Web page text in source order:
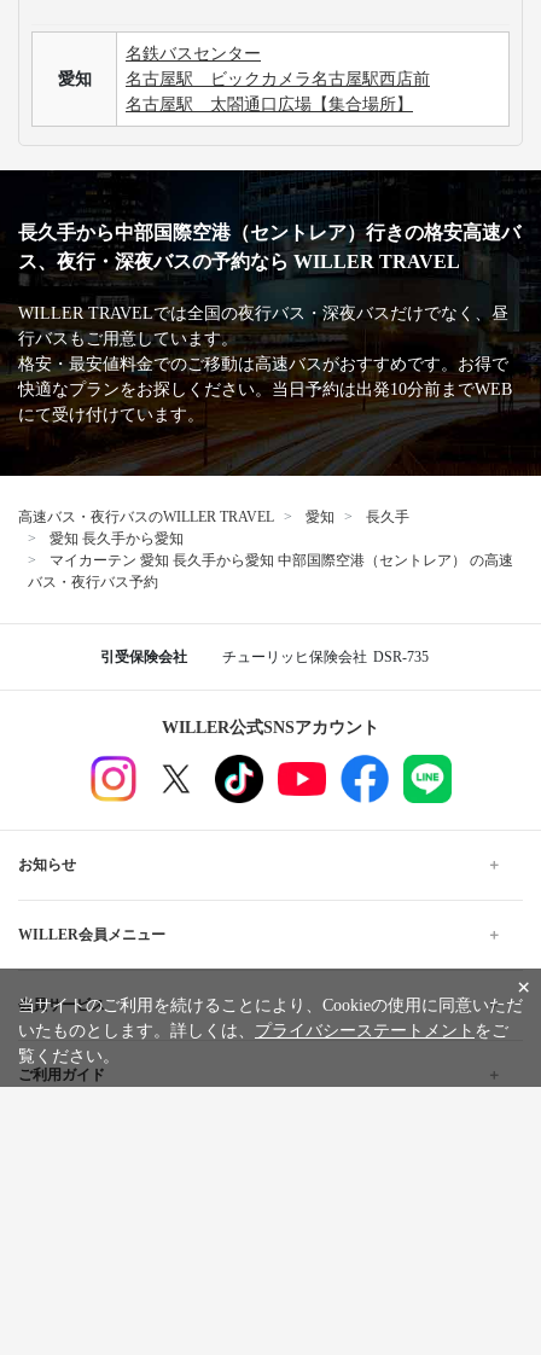
愛知
名鉄バスセンター
名古屋駅 ビックカメラ名古屋駅西店前
名古屋駅 太閤通口広場【集合場所】
長久手から中部国際空港（セントレア）行きの格安高速バ
ス、夜行・深夜バスの予約なら WILLER TRAVEL
WILLER TRAVELでは全国の夜行バス・深夜バスだけでなく、昼
行バスもご用意しています。
格安・最安値料金でのご移動は高速バスがおすすめです。お得で
快適なプランをお探しください。当日予約は出発10分前までWEB
にて受け付けています。
高速バス・夜行バスのWILLER TRAVEL 愛知
長久手
愛知 長久手から愛知
マイカーテン 愛知 長久手から愛知 中部国際空港（セントレア） の高速
バス・夜行バス予約
引受保険会社 チューリッヒ保険会社 DSR-735
WILLER公式SNSアカウント
お知らせ
WILLER会員メニュー
会員サービス
ご利用ガイド
×
当サイトのご利用を続けることにより、Cookieの使用に同意いただ
いたものとします。詳しくは、 プライバシーステートメント をご
覧ください。